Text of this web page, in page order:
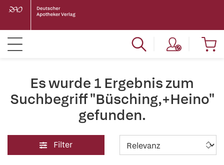
Es wurde 1 Ergebnis zum
Suchbegriff "Büsching,+Heino"
gefunden.
Filter